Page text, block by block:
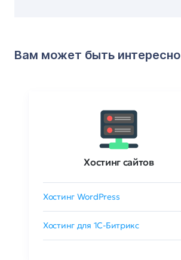
Вам может быть интересно
Хостинг сайтов
Хостинг WordPress
Хостинг для 1C-Битрикс